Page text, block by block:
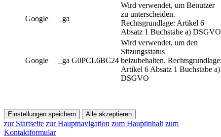
Google _ga
Wird verwendet, um Benutzer
zu unterscheiden.
Rechtsgrundlage: Artikel 6
Absatz 1 Buchstabe a) DSGVO
Google _ga G0PCL6BC24
Wird verwendet, um den
Sitzungsstatus
beizubehalten.
Artikel 6 Absatz 1 Buchstabe a)
DSGVO
Einstellungen speichern Alle akzeptieren
zur Startseite zur Hauptnavigation zum Hauptinhalt zum
Kontaktformular